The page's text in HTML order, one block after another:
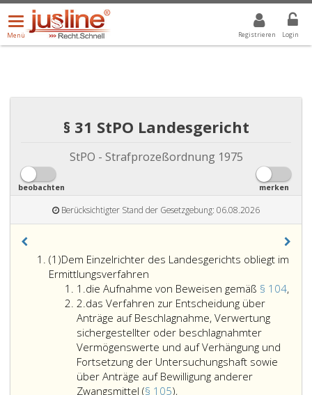
Registrieren Login
Menü
öffnen/schließen
Menü
ALLE DROPDOWN: GEWÄHLTER WERT IST ALLE
§ 31 StPO Landesgericht
StPO - Strafprozeßordnung 1975
beobachten merken
Berücksichtigter Stand der Gesetzgebung: 06.08.2026
(1)Absatz
eins,
Dem Einzelrichter des Landesgerichts obliegt im
Ermittlungsverfahren
1.Ziffer
eins
die Aufnahme von Beweisen gemäß § 104,die
2.Ziffer
2
das Verfahren zur Entscheidung über
Anträge auf Beschlagnahme, Verwertung
sichergestellter oder beschlagnahmter
Vermögenswerte und auf Verhängung und
Fortsetzung der Untersuchungshaft sowie
über Anträge auf Bewilligung anderer
Zwangsmittel (§ 105),das